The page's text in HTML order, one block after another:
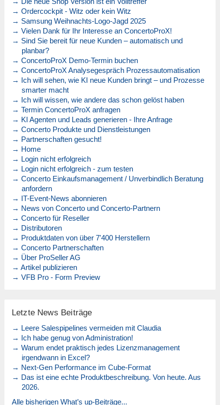
→ Ordercockpit - Witz oder kein Witz
→ Samsung Weihnachts-Logo-Jagd 2025
→ Vielen Dank für Ihr Interesse an ConcertoProX!
→ Sind Sie bereit für neue Kunden – automatisch und
planbar?
→ ConcertoProX Demo-Termin buchen
→ ConcertoProX Analysegespräch Prozessautomatisation
→ Ich will sehen, wie KI neue Kunden bringt – und Prozesse
smarter macht
→ Ich will wissen, wie andere das schon gelöst haben
→ Termin ConcertoProX anfragen
→ KI Agenten und Leads generieren - Ihre Anfrage
→ Concerto Produkte und Dienstleistungen
→ Partnerschaften gesucht!
→ Home
→ Login nicht erfolgreich
→ Login nicht erfolgreich - zum testen
→ Concerto Einkaufsmanagement / Unverbindlich Beratung
anfordern
→ IT-Event-News abonnieren
→ News von Concerto und Concerto-Partnern
→ Concerto für Reseller
→ Distributoren
→ Produktdaten von über 7'400 Herstellern
→ Concerto Partnerschaften
→ Über ProSeller AG
→ Artikel publizieren
→ VFB Pro - Form Preview
Letzte News Beiträge
→ Leere Salespipelines vermeiden mit Claudia
→ Ich habe genug von Administration!
→ Warum endet praktisch jedes Lizenzmanagement
irgendwann in Excel?
→ Next-Gen Performance im Cube-Format
→ Das ist eine echte Produktbeschreibung. Von heute. Aus
2026.
Alle bisherigen What’s up-Beiträge...